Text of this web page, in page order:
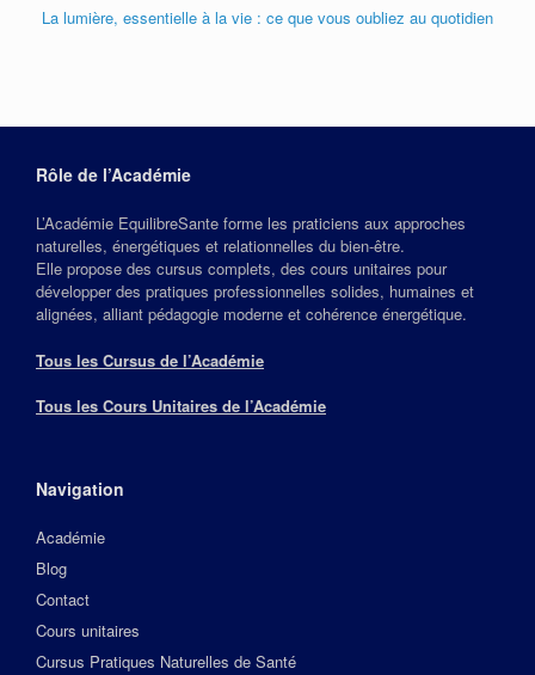
La lumière, essentielle à la vie : ce que vous oubliez au quotidien
Rôle de l’Académie
L’Académie EquilibreSante forme les praticiens aux approches
naturelles, énergétiques et relationnelles du bien‑être.
Elle propose des cursus complets, des cours unitaires pour
développer des pratiques professionnelles solides, humaines et
alignées, alliant pédagogie moderne et cohérence énergétique.
Tous les Cursus de l’Académie
Tous les Cours Unitaires de l’Académie
Navigation
Académie
Blog
Contact
Cours unitaires
Cursus Pratiques Naturelles de Santé